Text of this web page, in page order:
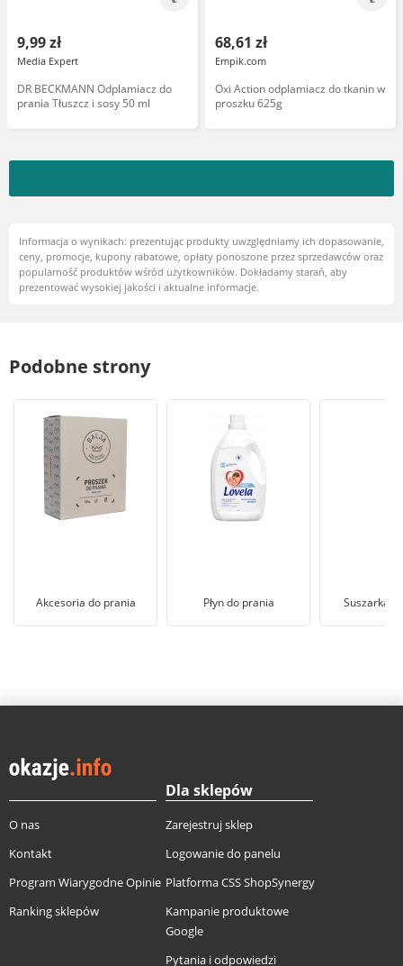
9,99 zł
Media Expert
DR BECKMANN Odplamiacz do
prania Tłuszcz i sosy 50 ml
68,61 zł
Empik.com
Oxi Action odplamiacz do tkanin w
proszku 625g
Informacja o wynikach: prezentując produkty uwzględniamy ich dopasowanie,
ceny, promocje, kupony rabatowe, opłaty ponoszone przez sprzedawców oraz
popularność produktów wśród użytkowników. Dokładamy starań, aby
prezentować wysokiej jakości i aktualne informacje.
Podobne strony
Akcesoria do prania Płyn do prania Suszarka
O nas
Kontakt
Program Wiarygodne Opinie
Ranking sklepów
Dla sklepów
Zarejestruj sklep
Logowanie do panelu
Platforma CSS ShopSynergy
Kampanie produktowe
Google
Pytania i odpowiedzi